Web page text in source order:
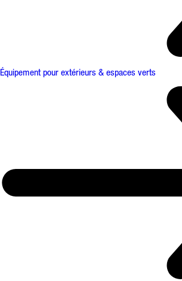
Équipement pour extérieurs & espaces verts